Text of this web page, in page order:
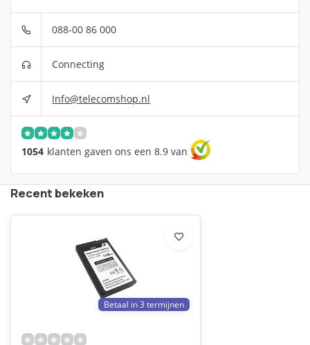
088-00 86 000
Connecting
Info@telecomshop.nl
1054 klanten gaven ons een 8.9 van
Recent bekeken
Betaal in 3 termijnen